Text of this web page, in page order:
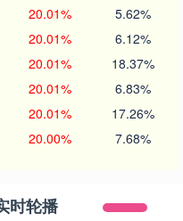
20.01% 5.62%
20.01% 6.12%
20.01% 18.37%
20.01% 6.83%
20.01% 17.26%
20.00% 7.68%
时轮播